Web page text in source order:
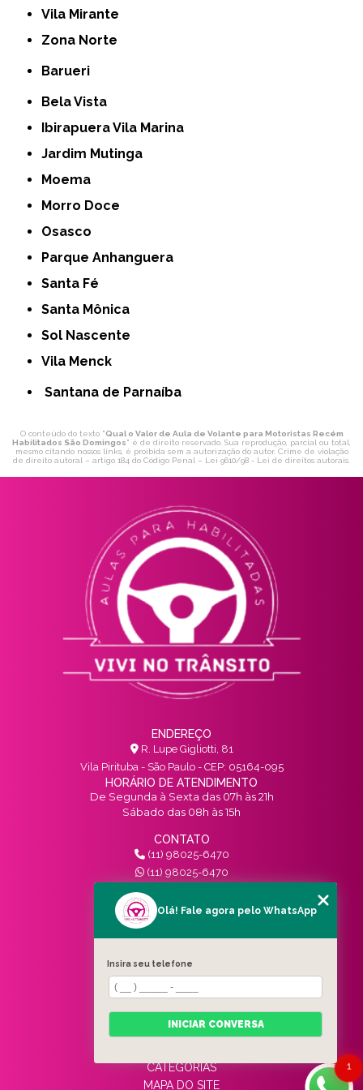
Vila Mirante
Zona Norte
Barueri
Bela Vista
Ibirapuera Vila Marina
Jardim Mutinga
Moema
Morro Doce
Osasco
Parque Anhanguera
Santa Fé
Santa Mônica
Sol Nascente
Vila Menck
Santana de Parnaíba
O conteúdo do texto "Qual o Valor de Aula de Volante para Motoristas Recém
Habilitados São Domingos" é de direito reservado. Sua reprodução, parcial ou total,
mesmo citando nossos links, é proibida sem a autorização do autor. Crime de violação
de direito autoral – artigo 184 do Código Penal – Lei 9610/98 - Lei de direitos autorais.
ENDEREÇO
R. Lupe Gigliotti, 81
Vila Pirituba - São Paulo - CEP: 05164-095
HORÁRIO DE ATENDIMENTO
De Segunda à Sexta das 07h às 21h
Sábado das 08h às 15h
CONTATO
(11) 98025-6470
(11) 98025-6470
contato@vivinotransito.com.br
SIGA-NOS!
MENU
HOME
QUEM SOMOS
SERVIÇOS
BLOG
CATEGORIAS
MAPA DO SITE
1
Olá! Fale agora pelo WhatsApp
Insira seu telefone
INICIAR CONVERSA